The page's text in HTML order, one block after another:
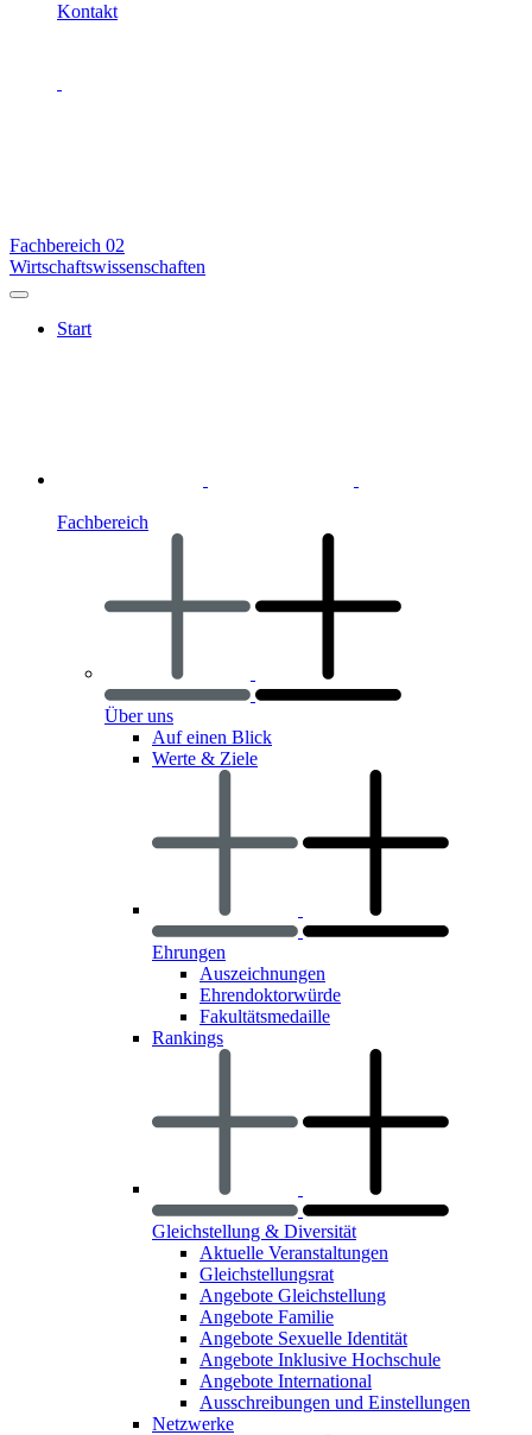
Kontakt
Fachbereich 02
Wirtschaftswissenschaften
Start
Fachbereich
Über uns
Auf einen Blick
Werte & Ziele
Ehrungen
Auszeichnungen
Ehrendoktorwürde
Fakultätsmedaille
Rankings
Gleichstellung & Diversität
Aktuelle Veranstaltungen
Gleichstellungsrat
Angebote Gleichstellung
Angebote Familie
Angebote Sexuelle Identität
Angebote Inklusive Hochschule
Angebote International
Ausschreibungen und Einstellungen
Netzwerke